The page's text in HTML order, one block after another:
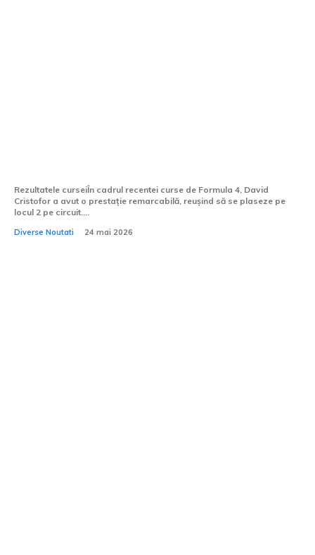
Rezultatele curseiÎn cadrul recentei curse de Formula 4, David
Cristofor a avut o prestație remarcabilă, reușind să se plaseze pe
locul 2 pe circuit....
Diverse Noutati 24 mai 2026